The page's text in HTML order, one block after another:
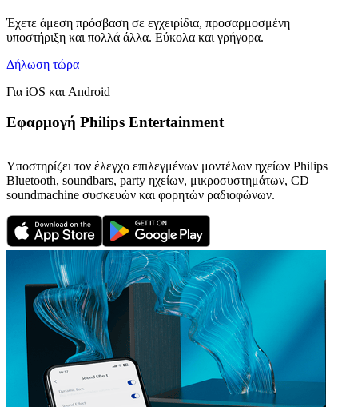
Έχετε άμεση πρόσβαση σε εγχειρίδια, προσαρμοσμένη
υποστήριξη και πολλά άλλα. Εύκολα και γρήγορα.
Δήλωση τώρα
Για iOS και Android
Εφαρμογή Philips Entertainment
Υποστηρίζει τον έλεγχο επιλεγμένων μοντέλων ηχείων Philips
Bluetooth, soundbars, party ηχείων, μικροσυστημάτων, CD
soundmachine συσκευών και φορητών ραδιοφώνων.